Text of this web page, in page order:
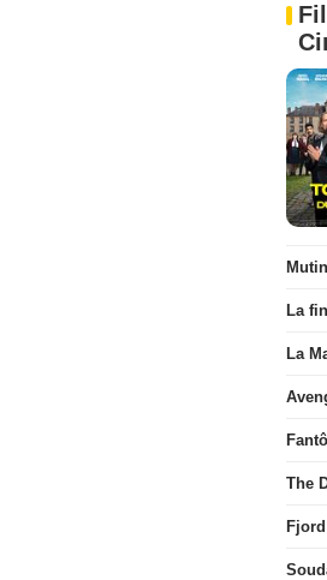
La
La
The
Fjord